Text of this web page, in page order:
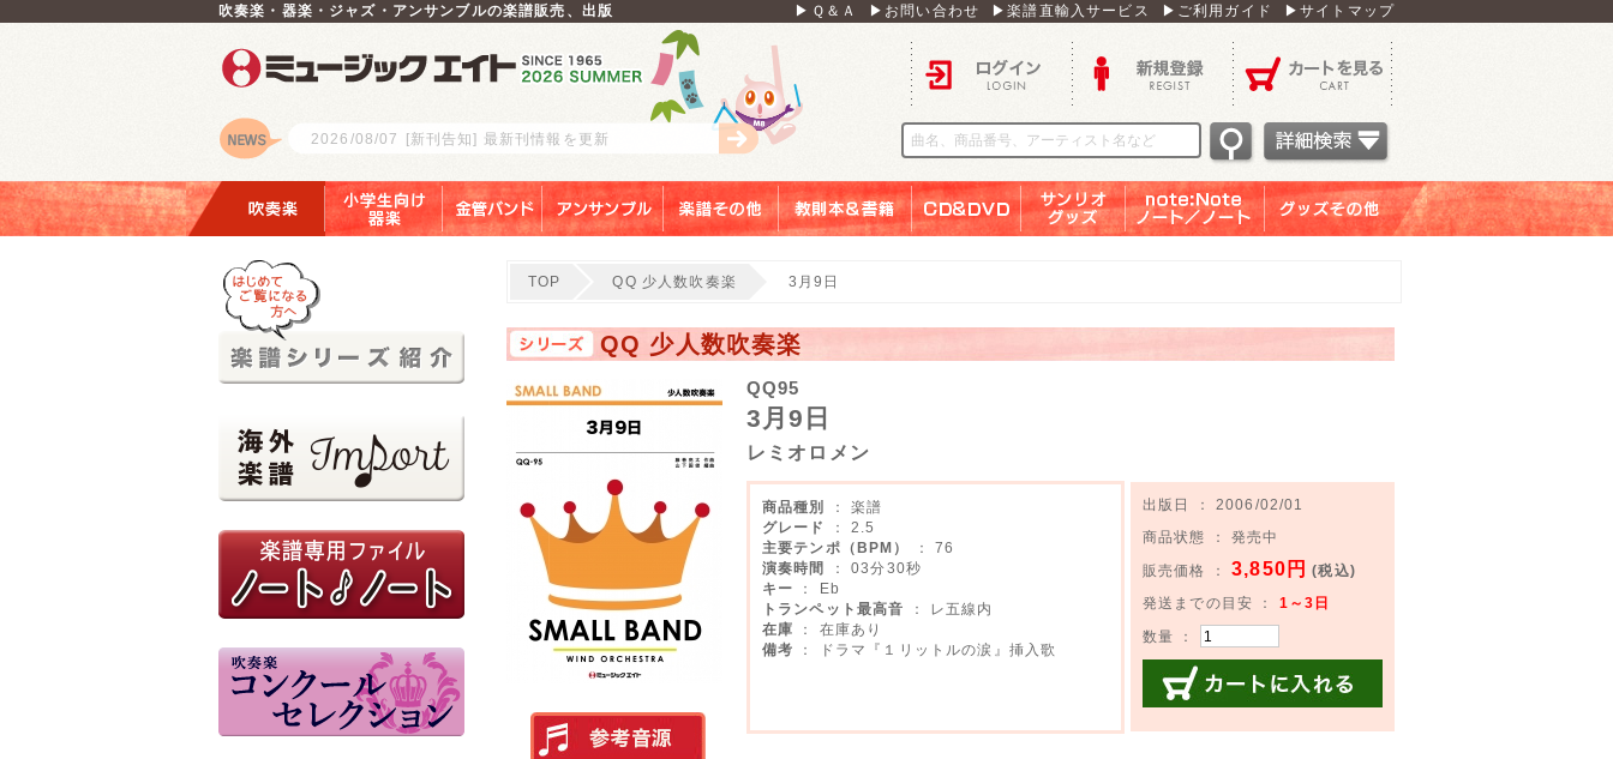
吹奏楽・器楽・ジャズ・アンサンブルの楽譜販売、出版 ▶Ｑ＆Ａ ▶お問い合わせ ▶楽譜直輸入サービス ▶ご利用ガイド ▶サイトマップ
ロゴ
2026/08/07 [新刊告知] 最新刊情報を更新
TOP QQ 少人数吹奏楽 3月9日
QQ 少人数吹奏楽
M8ウィンドオーケストラ 演
QQ95
3月9日
レミオロメン
商品種別
： 楽譜
グレード
： 2.5
主要テンポ（BPM）
： 76
演奏時間
： 03分30秒
キー
： Eb
トランペット最高音
： レ五線内
在庫
： 在庫あり
備考
： ドラマ『１リットルの涙』挿入歌
出版日 ： 2006/02/01
商品状態 ： 発売中
販売価格 ：3,850円 (税込)
発送までの目安 ： 1～3日
数量 ：